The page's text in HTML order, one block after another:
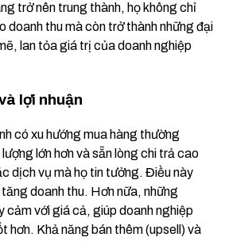
trở nên trung thành, họ không chỉ
doanh thu mà còn trở thành những đại
lan tỏa giá trị của doanh nghiệp
lợi nhuận
có xu hướng mua hàng thường
lớn hơn và sẵn lòng chi trả cao
dịch vụ mà họ tin tưởng. Điều này
doanh thu. Hơn nữa, những
cảm với giá cả, giúp doanh nghiệp
hơn. Khả năng bán thêm (upsell) và